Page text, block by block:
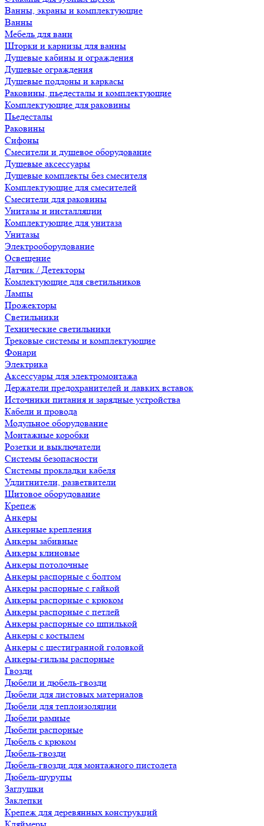
Ванны, экраны и комплектующие
Ванны
Мебель для ванн
Шторки и карнизы для ванны
Душевые кабины и ограждения
Душевые ограждения
Душевые поддоны и каркасы
Раковины, пьедесталы и комплектующие
Комплектующие для раковины
Пьедесталы
Раковины
Сифоны
Смесители и душевое оборудование
Душевые аксессуары
Душевые комплекты без смесителя
Комплектующие для смесителей
Смесители для раковины
Унитазы и инсталляции
Комплектующие для унитаза
Унитазы
Электрооборудование
Освещение
Датчик / Детекторы
Комлектующие для светильников
Лампы
Прожекторы
Светильники
Технические светильники
Трековые системы и комплектующие
Фонари
Электрика
Аксессуары для электромонтажа
Держатели предохранителей и лавких вставок
Источники питания и зарядные устройства
Кабели и провода
Модульное оборудование
Монтажные коробки
Розетки и выключатели
Системы безопасности
Системы прокладки кабеля
Удлитнители, разветвители
Щитовое оборудование
Крепеж
Анкеры
Анкерные крепления
Анкеры забивные
Анкеры клиновые
Анкеры потолочные
Анкеры распорные с болтом
Анкеры распорные с гайкой
Анкеры распорные с крюком
Анкеры распорные с петлей
Анкеры распорные со шпилькой
Анкеры с костылем
Анкеры с шестигранной головкой
Анкеры-гильзы распорные
Гвозди
Дюбели и дюбель-гвозди
Дюбели для листовых материалов
Дюбели для теплоизоляции
Дюбели рамные
Дюбели распорные
Дюбель с крюком
Дюбель-гвозди
Дюбель-гвозди для монтажного пистолета
Дюбель-шурупы
Заглушки
Заклепки
Крепеж для деревянных конструкций